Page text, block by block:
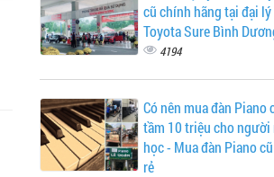
cũ chính hãng tại đại lý
Toyota Sure Bình
4194
Có nên mua đàn Piano
tầm 10 triệu cho người
học - Mua đàn Piano
rẻ